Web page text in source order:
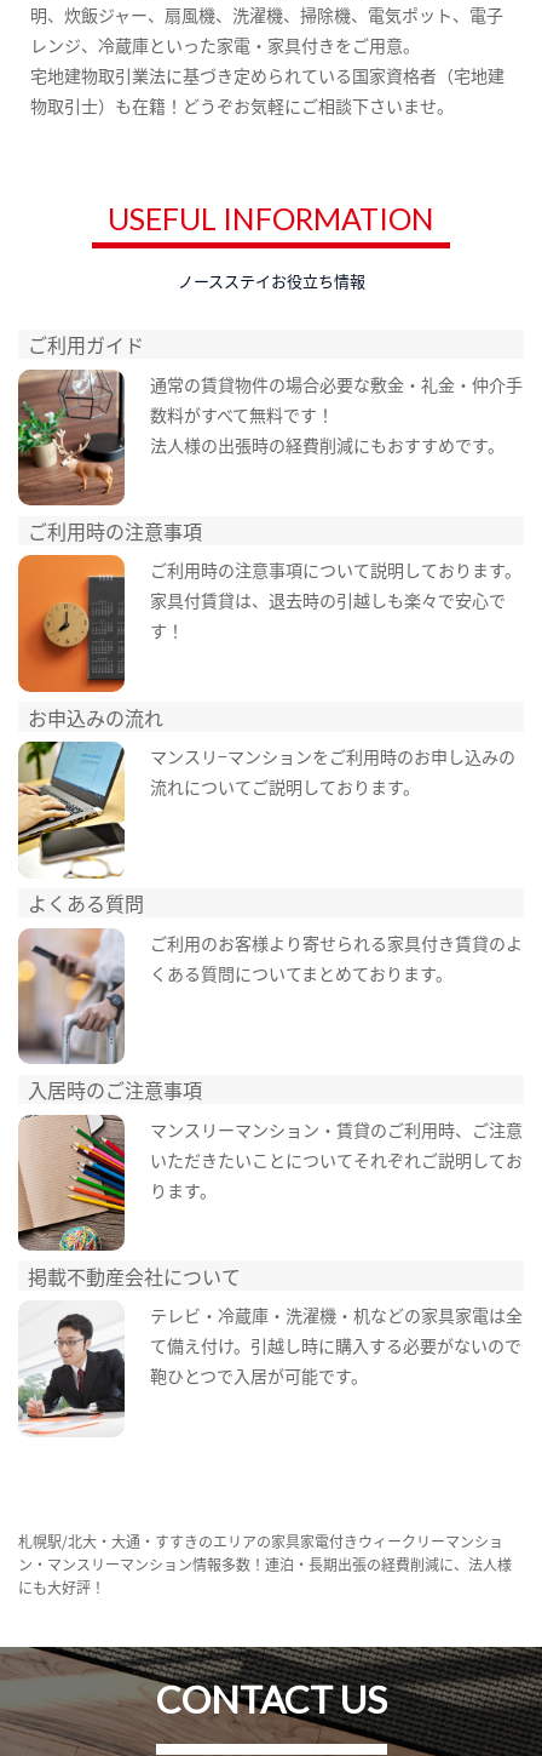
明、炊飯ジャー、扇風機、洗濯機、掃除機、電気ポット、電子
レンジ、冷蔵庫といった家電・家具付きをご用意。
宅地建物取引業法に基づき定められている国家資格者（宅地建
物取引士）も在籍！どうぞお気軽にご相談下さいませ。
USEFUL INFORMATION
ノースステイお役立ち情報
ご利用ガイド
通常の賃貸物件の場合必要な敷金・礼金・仲介手
数料がすべて無料です！
法人様の出張時の経費削減にもおすすめです。
ご利用時の注意事項
ご利用時の注意事項について説明しております。
家具付賃貸は、退去時の引越しも楽々で安心で
す！
お申込みの流れ
マンスリ−マンションをご利用時のお申し込みの
流れについてご説明しております。
よくある質問
ご利用のお客様より寄せられる家具付き賃貸のよ
くある質問についてまとめております。
入居時のご注意事項
マンスリーマンション・賃貸のご利用時、ご注意
いただきたいことについてそれぞれご説明してお
ります。
掲載不動産会社について
テレビ・冷蔵庫・洗濯機・机などの家具家電は全
て備え付け。引越し時に購入する必要がないので
鞄ひとつで入居が可能です。
札幌駅/北大・大通・すすきのエリアの家具家電付きウィークリーマンショ
ン・マンスリーマンション情報多数！連泊・長期出張の経費削減に、法人様
にも大好評！
CONTACT US